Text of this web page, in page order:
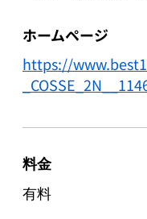
ホームページ
https://
料金
有料